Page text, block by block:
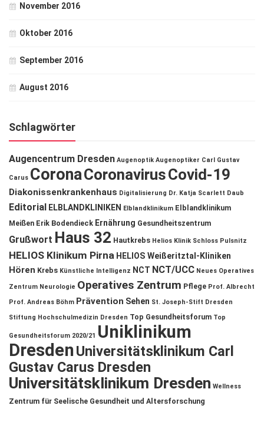
November 2016
Oktober 2016
September 2016
August 2016
Schlagwörter
Augencentrum Dresden Augenoptik Augenoptiker Carl Gustav
Carus CoronaCoronavirusCovid-19
Diakonissenkrankenhaus Digitalisierung Dr. Katja Scarlett Daub
Editorial ELBLANDKLINIKEN Elblandklinikum Elblandklinikum
Meißen Erik Bodendieck Ernährung Gesundheitszentrum
Grußwort Haus 32 Hautkrebs Helios Klinik Schloss Pulsnitz
HELIOS Klinikum Pirna HELIOS Weißeritztal-Kliniken
Hören Krebs Künstliche Intelligenz NCT NCT/UCC Neues Operatives
Zentrum Neurologie Operatives Zentrum Pflege Prof. Albrecht
Prof. Andreas Böhm Prävention Sehen St. Joseph-Stift Dresden
Stiftung Hochschulmedizin Dresden Top Gesundheitsforum Top
Gesundheitsforum 2020/21 Uniklinikum
DresdenUniversitätsklinikum Carl
Gustav Carus Dresden
Universitätsklinikum Dresden Wellness
Zentrum für Seelische Gesundheit und Altersforschung